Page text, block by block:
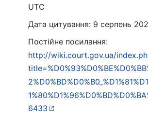
UTC
Дата цитування: 9 серпень
Постійне посилання:
http://wiki.court.gov.ua/
6433